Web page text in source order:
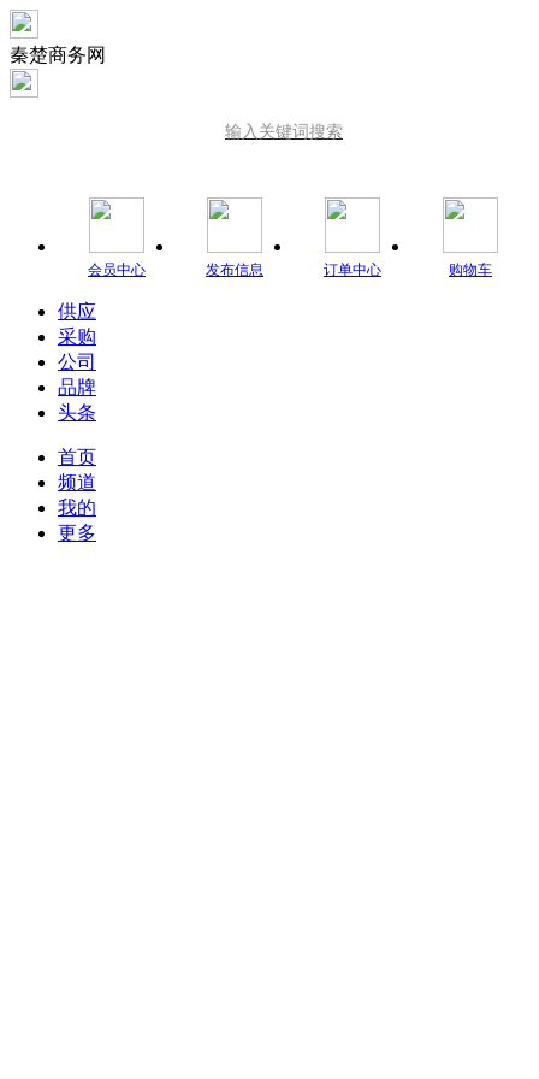
秦楚商务网
输入关键词搜索
会员中心 发布信息 订单中心 购物车
供应
采购
公司
品牌
头条
首页
频道
我的
更多